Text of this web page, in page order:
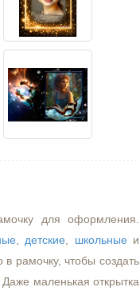
для оформления.
детские школьные и
рамочку, чтобы создать
маленькая открытка